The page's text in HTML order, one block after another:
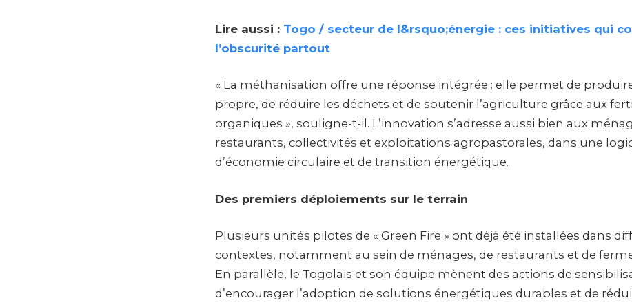
Lire aussi : Togo / secteur de l&rsquo;énergie : ces initiatives qui
l’obscurité partout
« La méthanisation offre une réponse intégrée : elle permet de
propre, de réduire les déchets et de soutenir l’agriculture grâce aux
organiques », souligne-t-il. L’innovation s’adresse aussi bien aux
restaurants, collectivités et exploitations agropastorales, dans une
d’économie circulaire et de transition énergétique.
Des premiers déploiements sur le terrain
Plusieurs unités pilotes de « Green Fire » ont déjà été installées dans
contextes, notamment au sein de ménages, de restaurants et de
En parallèle, le Togolais et son équipe mènent des actions de
d’encourager l’adoption de solutions énergétiques durables et de